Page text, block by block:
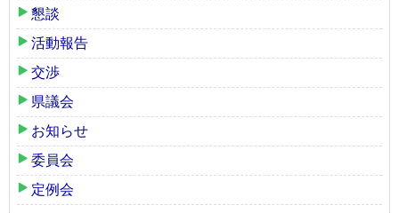
懇談
活動報告
交渉
県議会
お知らせ
委員会
定例会